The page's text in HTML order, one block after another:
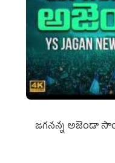
జగనన్న అజెండా